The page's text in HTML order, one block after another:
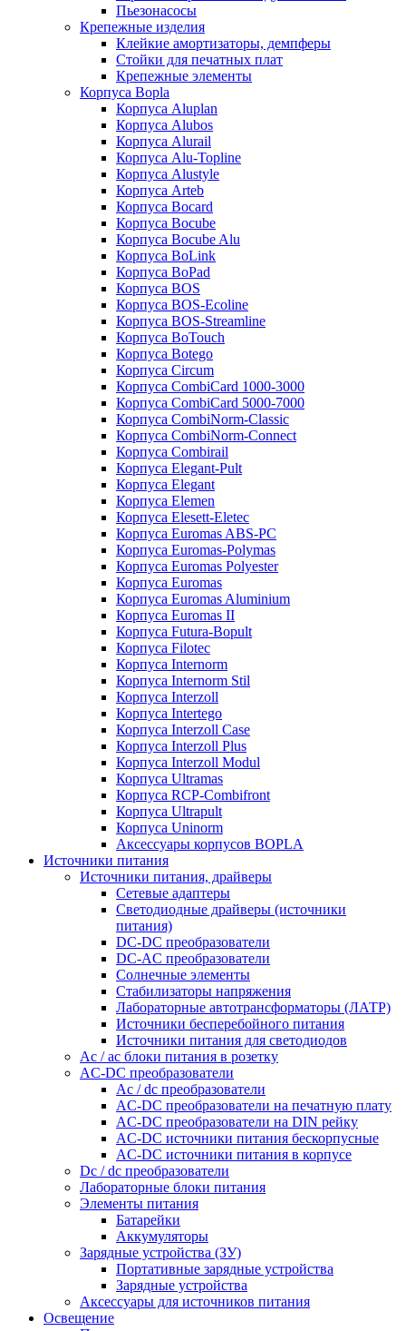
Пьезонасосы
Крепежные изделия
Клейкие амортизаторы, демпферы
Стойки для печатных плат
Крепежные элементы
Корпуса Bopla
Корпуса Aluplan
Корпуса Alubos
Корпуса Alurail
Корпуса Alu-Topline
Корпуса Alustyle
Корпуса Arteb
Корпуса Bocard
Корпуса Bocube
Корпуса Bocube Alu
Корпуса BoLink
Корпуса BoPad
Корпуса BOS
Корпуса BOS-Ecoline
Корпуса BOS-Streamline
Корпуса BoTouch
Корпуса Botego
Корпуса Circum
Корпуса CombiCard 1000-3000
Корпуса CombiCard 5000-7000
Корпуса CombiNorm-Classic
Корпуса CombiNorm-Connect
Корпуса Combirail
Корпуса Elegant-Pult
Корпуса Elegant
Корпуса Elemen
Корпуса Elesett-Eletec
Корпуса Euromas ABS-PC
Корпуса Euromas-Polymas
Корпуса Euromas Polyester
Корпуса Euromas
Корпуса Euromas Aluminium
Корпуса Euromas II
Корпуса Futura-Bopult
Корпуса Filotec
Корпуса Internorm
Корпуса Internorm Stil
Корпуса Interzoll
Корпуса Intertego
Корпуса Interzoll Case
Корпуса Interzoll Plus
Корпуса Interzoll Modul
Корпуса Ultramas
Корпуса RCP-Combifront
Корпуса Ultrapult
Корпуса Uninorm
Аксессуары корпусов BOPLA
Источники питания
Источники питания, драйверы
Сетевые адаптеры
Светодиодные драйверы (источники
питания)
DC-DC преобразователи
DC-AC преобразователи
Солнечные элементы
Стабилизаторы напряжения
Лабораторные автотрансформаторы (ЛАТР)
Источники бесперебойного питания
Источники питания для светодиодов
Ac / ac блоки питания в розетку
AC-DC преобразователи
Ac / dc преобразователи
AC-DC преобразователи на печатную плату
AC-DC преобразователи на DIN рейку
AC-DC источники питания бескорпусные
AC-DC источники питания в корпусе
Dc / dc преобразователи
Лабораторные блоки питания
Элементы питания
Батарейки
Аккумуляторы
Зарядные устройства (ЗУ)
Портативные зарядные устройства
Зарядные устройства
Аксессуары для источников питания
Освещение